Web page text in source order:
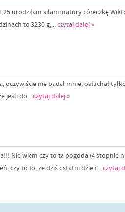
urodziłam siłami natury córeczkę
to 3230 g,...czytaj dalej »
oczywiście nie badał mnie, osłuchał
jeśli do...czytaj dalej »
Nie wiem czy to ta pogoda (4 stopnie
czy to to, że dziś ostatni dzień...czytaj